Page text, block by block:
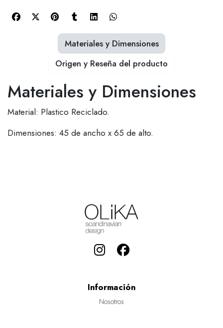
Materiales y Dimensiones
Material: Plastico Reciclado.
Dimensiones: 45 de ancho x 65 de alto.
Materiales y Dimensiones
Origen y Reseña del producto
Información
Nosotros